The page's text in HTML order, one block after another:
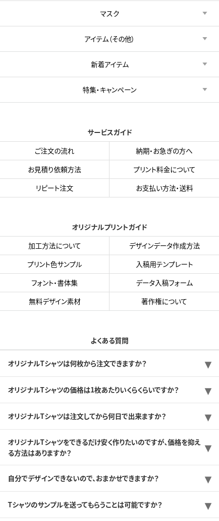
マスク
アイテム（その他）
新着アイテム
特集・キャンペーン
サービスガイド
ご注文の流れ
納期・お急ぎの方へ
お見積り依頼方法
プリント料金について
リピート注文
お支払い方法・送料
オリジナルプリントガイド
加工方法について
デザインデータ作成方法
プリント色サンプル
入稿用テンプレート
フォント・書体集
データ入稿フォーム
無料デザイン素材
著作権について
よくある質問
オリジナルTシャツは何枚から注文できますか？
オリジナルTシャツの価格は1枚あたりいくらくらいですか？
オリジナルTシャツは注文してから何日で出来ますか？
オリジナルTシャツをできるだけ安く作りたいのですが、価格を抑え
る方法はありますか？
自分でデザインできないので、おまかせできますか？
Tシャツのサンプルを送ってもらうことは可能ですか？